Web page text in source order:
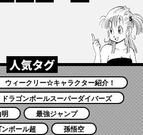
人気タグ
ウィークリー☆キャラクター紹介！
ドラゴンボールスーパーダイバーズ
最強ジャンプ
ンボール超
孫悟空